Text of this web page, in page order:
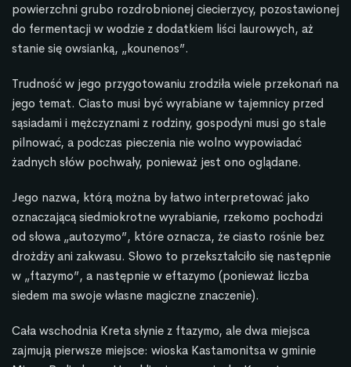
powierzchni grubo rozdrobnionej ciecierzycy, pozostawionej
do fermentacji w wodzie z dodatkiem liści laurowych, aż
stanie się owsianką, „kounenos”.
Trudność w jego przygotowaniu zrodziła wiele przekonań na
jego temat. Ciasto musi być wyrabiane w tajemnicy przed
sąsiadami i mężczyznami z rodziny, gospodyni musi go stale
pilnować, a podczas pieczenia nie wolno wypowiadać
żadnych słów pochwały, ponieważ jest ono oglądane.
Jego nazwa, którą można by łatwo interpretować jako
oznaczającą siedmiokrotne wyrabianie, rzekomo pochodzi
od słowa „autozymo”, które oznacza, że ciasto rośnie bez
drożdży ani zakwasu. Słowo to przekształciło się następnie
w „ftazymo”, a następnie w eftazymo (ponieważ liczba
siedem ma swoje własne magiczne znaczenie).
Cała wschodnia Kreta słynie z ftazymo, ale dwa miejsca
zajmują pierwsze miejsce: wioska Kastamonitsa w gminie